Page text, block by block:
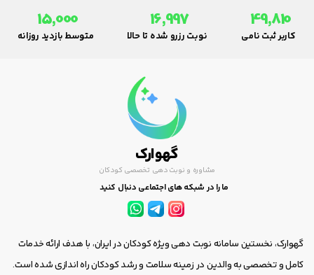
49,810
کاربر ثبت نامی
16,997
نوبت رزرو شده تا حالا
15,000
متوسط بازدید روزانه
گهوارک
مشاوره و نوبت دهی تخصصی کودکان
ما را در شبکه های اجتماعی دنبال کنید
گهوارک، نخستین سامانه نوبت دهی ویژه کودکان در ایران، با هدف ارائه خدمات
کامل و تخصصی به والدین در زمینه سلامت و رشد کودکان راه اندازی شده است.